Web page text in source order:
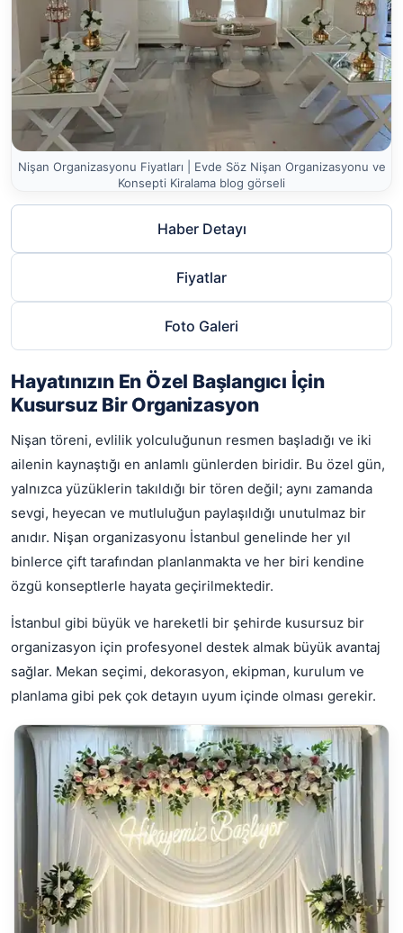
Nişan Organizasyonu Fiyatları | Evde Söz Nişan Organizasyonu ve
Konsepti Kiralama blog görseli
Haber Detayı
Fiyatlar
Foto Galeri
Hayatınızın En Özel Başlangıcı İçin
Kusursuz Bir Organizasyon
Nişan töreni, evlilik yolculuğunun resmen başladığı ve iki
ailenin kaynaştığı en anlamlı günlerden biridir. Bu özel gün,
yalnızca yüzüklerin takıldığı bir tören değil; aynı zamanda
sevgi, heyecan ve mutluluğun paylaşıldığı unutulmaz bir
anıdır. Nişan organizasyonu İstanbul genelinde her yıl
binlerce çift tarafından planlanmakta ve her biri kendine
özgü konseptlerle hayata geçirilmektedir.
İstanbul gibi büyük ve hareketli bir şehirde kusursuz bir
organizasyon için profesyonel destek almak büyük avantaj
sağlar. Mekan seçimi, dekorasyon, ekipman, kurulum ve
planlama gibi pek çok detayın uyum içinde olması gerekir.